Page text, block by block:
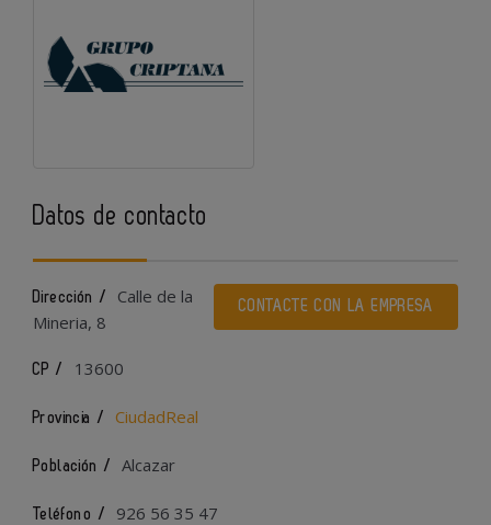
Datos de contacto
CONTACTE CON LA EMPRESA
Dirección /
Calle de la
Mineria, 8
CP / 13600
Provincia / CiudadReal
Población / Alcazar
Teléfono / 926 56 35 47